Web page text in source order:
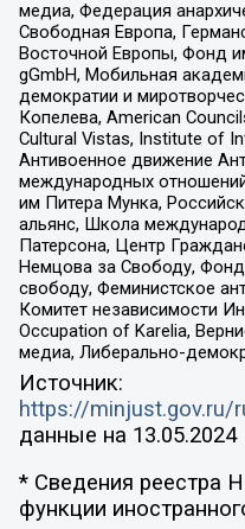
медиа, Федерация
Свободная Европа,
Восточной Европы, Фонд
gGmbH, Мобильная
демократии и
Копелева, American
Cultural Vistas, Institute of
Антивоенное движение
международных
им Питера Мунка,
альянс, Школа
Патерсона, Центр
Немцова за Свободу,
свободу, Феминистское
Комитет независимости
Occupation of Karelia,
медиа, Либерально-
Источник:
https://
данные на 13.05.2024
* Сведения реестра
функции